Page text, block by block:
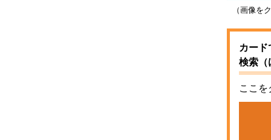
（画像を
カー
検索（
ここを